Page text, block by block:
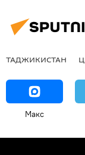
ТАДЖИКИСТАН
Макс